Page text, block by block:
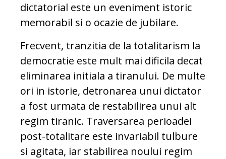
dictatorial este un eveniment istoric
memorabil si o ocazie de jubilare.
Frecvent, tranzitia de la totalitarism la
democratie este mult mai dificila decat
eliminarea initiala a tiranului. De multe
ori in istorie, detronarea unui dictator
a fost urmata de restabilirea unui alt
regim tiranic. Traversarea perioadei
post-totalitare este invariabil tulbure
si agitata, iar stabilirea noului regim